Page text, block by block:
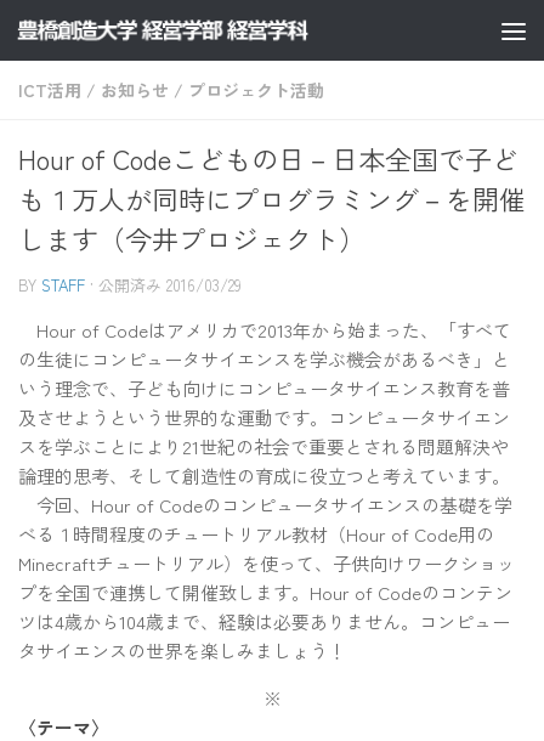
コンテンツへスキップ
ICT活用 / お知らせ / プロジェクト活動
Hour of Codeこどもの日－日本全国で子ど
も１万人が同時にプログラミング－を開催
します（今井プロジェクト）
BY STAFF · 公開済み 2016/03/29
Hour of Codeはアメリカで2013年から始まった、「すべて
の生徒にコンピュータサイエンスを学ぶ機会があるべき」と
いう理念で、子ども向けにコンピュータサイエンス教育を普
及させようという世界的な運動です。コンピュータサイエン
スを学ぶことにより21世紀の社会で重要とされる問題解決や
論理的思考、そして創造性の育成に役立つと考えています。
今回、Hour of Codeのコンピュータサイエンスの基礎を学
べる１時間程度のチュートリアル教材（Hour of Code用の
Minecraftチュートリアル）を使って、子供向けワークショッ
プを全国で連携して開催致します。Hour of Codeのコンテン
ツは4歳から104歳まで、経験は必要ありません。コンピュー
タサイエンスの世界を楽しみましょう！
※
〈テーマ〉